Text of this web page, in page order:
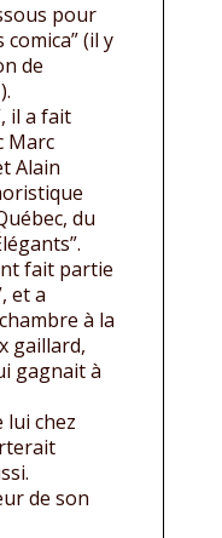
pour
(il y
de
il a fait
Marc
Alain
du
fait partie
et a
à la
gaillard,
gagnait à
lui chez
de son